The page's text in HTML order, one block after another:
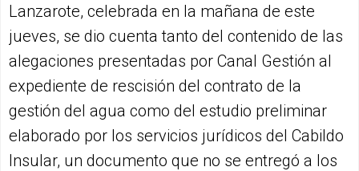
Lanzarote, celebrada en la mañana de este
jueves, se dio cuenta tanto del contenido de las
alegaciones presentadas por Canal Gestión al
expediente de rescisión del contrato de la
gestión del agua como del estudio preliminar
elaborado por los servicios jurídicos del Cabildo
Insular, un documento que no se entregó a los